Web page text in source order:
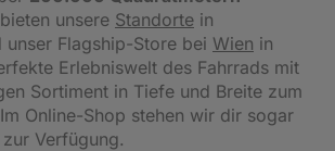
bieten unsere Standorte in
unser Flagship-Store bei Wien in
Erlebniswelt des Fahrrads mit
Sortiment in Tiefe und Breite zum
Online-Shop stehen wir dir sogar
Verfügung.